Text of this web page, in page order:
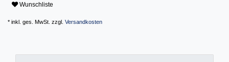
Wunschliste
* inkl. ges. MwSt. zzgl. Versandkosten